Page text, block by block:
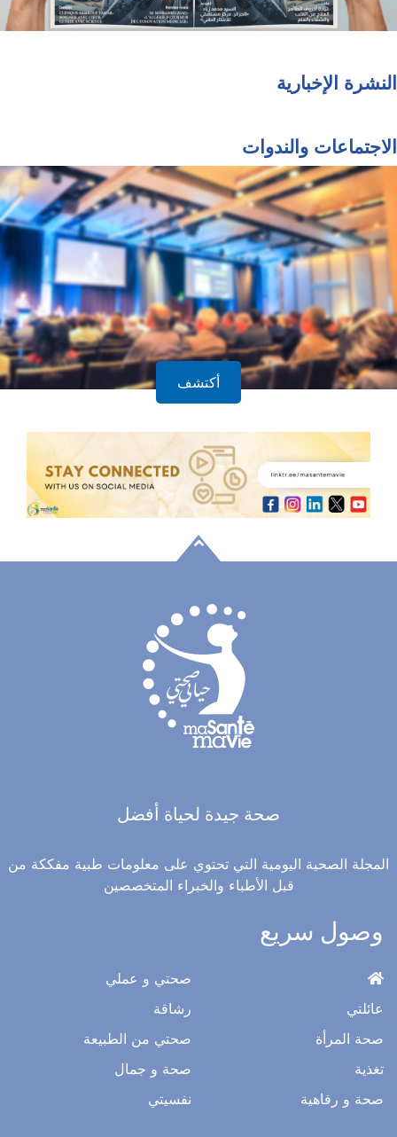
النشرة الإخبارية
الاجتماعات والندوات
أكتشف
صحة جيدة لحياة أفضل
المجلة الصحية اليومية التي تحتوي على معلومات طبية مفككة من
قبل الأطباء والخبراء المتخصصين
وصول سريع
عائلتي
صحة المرأة
تغذية
صحة و رفاهية
صحتي و عملي
رشاقة
صحتي من الطبيعة
صحة و جمال
نفسيتي